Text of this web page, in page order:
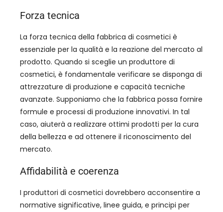
Forza tecnica
La forza tecnica della fabbrica di cosmetici è
essenziale per la qualità e la reazione del mercato al
prodotto. Quando si sceglie un produttore di
cosmetici, è fondamentale verificare se disponga di
attrezzature di produzione e capacità tecniche
avanzate. Supponiamo che la fabbrica possa fornire
formule e processi di produzione innovativi. In tal
caso, aiuterà a realizzare ottimi prodotti per la cura
della bellezza e ad ottenere il riconoscimento del
mercato.
Affidabilità e coerenza
I produttori di cosmetici dovrebbero acconsentire a
normative significative, linee guida, e principi per